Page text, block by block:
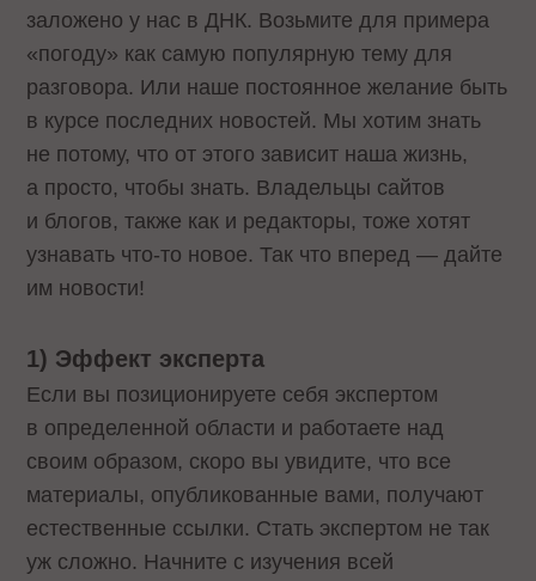
заложено у нас в ДНК. Возьмите для примера
«погоду» как самую популярную тему для
разговора. Или наше постоянное желание быть
в курсе последних новостей. Мы хотим знать
не потому, что от этого зависит наша жизнь,
а просто, чтобы знать. Владельцы сайтов
и блогов, также как и редакторы, тоже хотят
узнавать что-то новое. Так что вперед — дайте
им новости!
1) Эффект эксперта
Если вы позиционируете себя экспертом
в определенной области и работаете над
своим образом, скоро вы увидите, что все
материалы, опубликованные вами, получают
естественные ссылки. Стать экспертом не так
уж сложно. Начните с изучения всей